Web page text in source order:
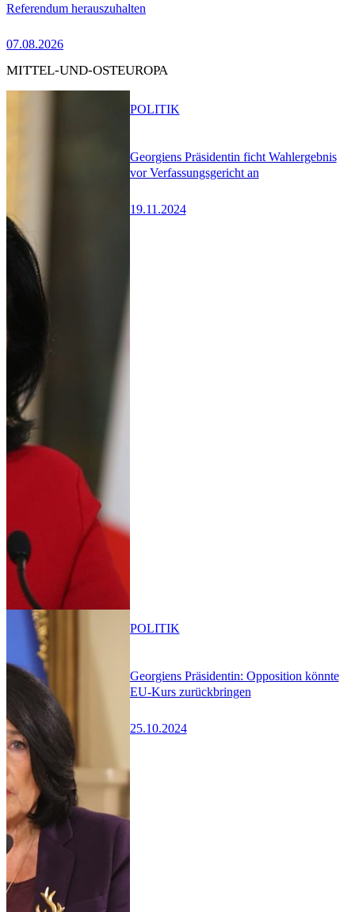
Referendum herauszuhalten
07.08.2026
MITTEL-UND-OSTEUROPA
Georgiens Präsidentin ficht Wahlergebnis
vor Verfassungsgericht an
19.11.2024
POLITIK
Georgiens Präsidentin: Opposition könnte
EU-Kurs zurückbringen
25.10.2024
POLITIK